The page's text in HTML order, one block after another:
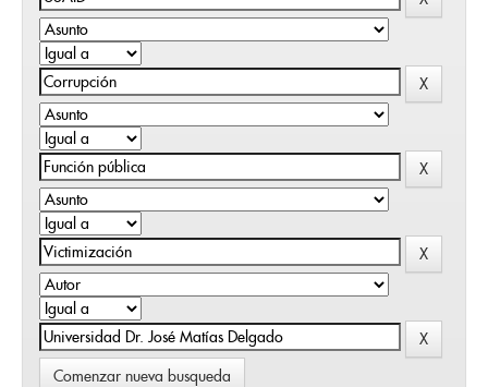
Comenzar nueva busqueda